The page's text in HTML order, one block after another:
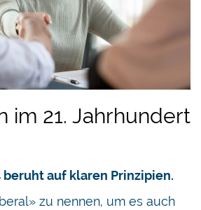
im 21. Jahrhundert
auf klaren Prinzipien.
zu nennen, um es auch